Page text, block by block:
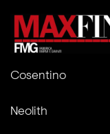
Cosentino
Neolith